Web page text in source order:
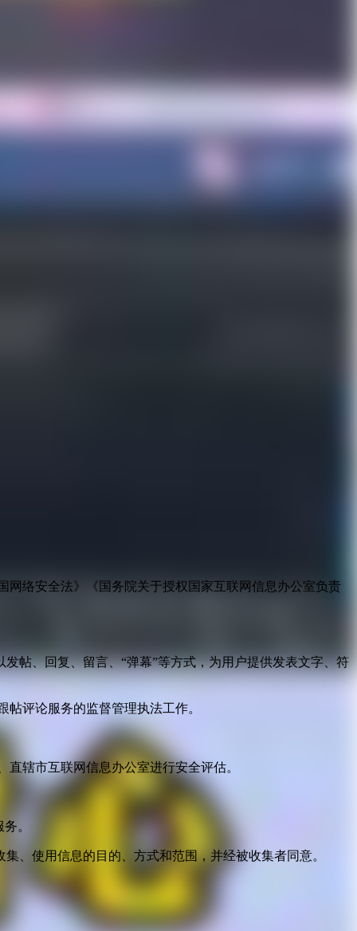
络安全法》《国务院关于授权国家互联网信息办公室负责
帖、回复、留言、“弹幕”等方式，为用户提供发表文字、符
评论服务的监督管理执法工作。
辖市互联网信息办公室进行安全评估。
。
、使用信息的目的、方式和范围，并经被收集者同意。